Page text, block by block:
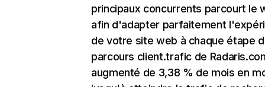
principaux concurrents parcourt le
afin d'adapter parfaitement
de votre site web à chaque étape
parcours client.trafic de
augmenté de 3,38 % de mois en